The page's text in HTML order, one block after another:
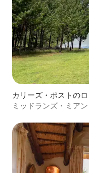
カリーズ・ポストの
ミッドランズ・ミア